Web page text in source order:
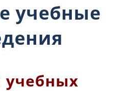
учебные
учебных